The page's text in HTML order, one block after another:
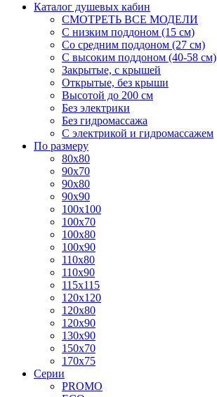
Каталог душевых кабин
СМОТРЕТЬ ВСЕ МОДЕЛИ
С низким поддоном (15 см)
Со средним поддоном (27 см)
С высоким поддоном (40-58 см)
Закрытые, с крышей
Открытые, без крыши
Высотой до 200 см
Без электрики
Без гидромассажа
С электрикой и гидромассажем
По размеру
80x80
90x70
90x80
90x90
100x100
100x70
100x80
100x90
110x80
110x90
115x115
120x120
120x80
120x90
130x90
150x70
170x75
Серии
PROMO